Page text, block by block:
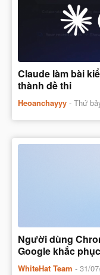
Claude làm bài
thành đề thi
Heoanchayyy - Thứ
Người dùng
Google khắc
WhiteHat Team - 31/